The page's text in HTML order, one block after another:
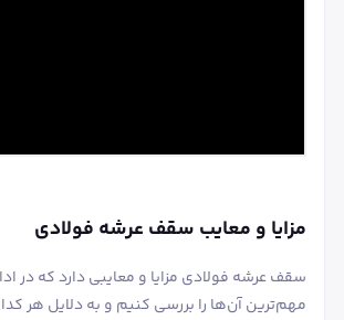
مزایا و معایب سقف‌ عرشه فولادی
سقف عرشه فولادی مزایا و معایبی دارد که در
مهم‌ترین آن‌ها را بررسی کنیم و به دلایل هر